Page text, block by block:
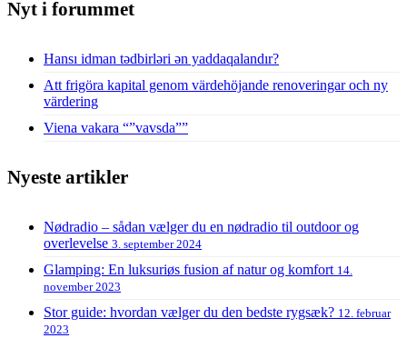
Nyt i forummet
Hansı idman tədbirləri ən yaddaqalandır?
Att frigöra kapital genom värdehöjande renoveringar och ny
värdering
Viena vakara “”vavsda””
Nyeste artikler
Nødradio – sådan vælger du en nødradio til outdoor og
overlevelse 3. september 2024
Glamping: En luksuriøs fusion af natur og komfort 14.
november 2023
Stor guide: hvordan vælger du den bedste rygsæk? 12. februar
2023